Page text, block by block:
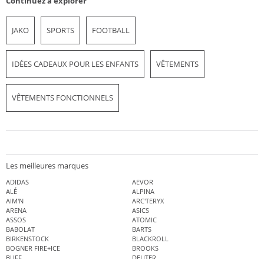
JAKO SPORTS FOOTBALL
IDÉES CADEAUX POUR LES ENFANTS VÊTEMENTS
VÊTEMENTS FONCTIONNELS
Les meilleures marques
ADIDAS
AEVOR
ALÉ
ALPINA
AIM'N
ARC'TERYX
ARENA
ASICS
ASSOS
ATOMIC
BABOLAT
BARTS
BIRKENSTOCK
BLACKROLL
BOGNER FIRE+ICE
BROOKS